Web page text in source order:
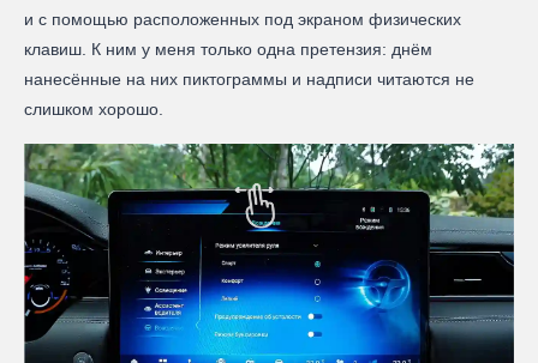
и с помощью расположенных под экраном физических
клавиш. К ним у меня только одна претензия: днём
нанесённые на них пиктограммы и надписи читаются не
слишком хорошо.